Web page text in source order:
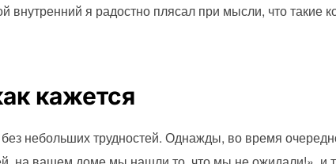
я радостно плясал при мысли, что такие
кажется
небольших трудностей. Однажды, во время